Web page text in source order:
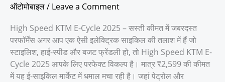
ऑटोमोबाइल/ Leave a Comment
High Speed KTM E-Cycle 2025 – सस्ती कीमत में जबरदस्त
परफॉर्मेंस अगर आप एक ऐसी इलेक्ट्रिक साइकिल की तलाश में हैं जो
स्टाइलिश, हाई-स्पीड और बजट फ्रेंडली हो, तो High Speed KTM E-
Cycle 2025 आपके लिए परफेक्ट विकल्प है। मात्र ₹2,599 की कीमत
में यह ई-साइकिल मार्केट में धमाल मचा रही है। जहां पेट्रोल और
जबरदस्त
स्पीड
के
साथ!